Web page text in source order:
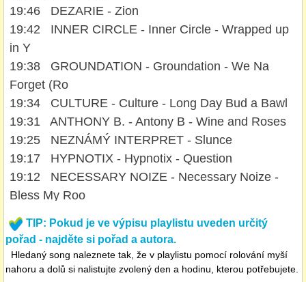
19:46 DEZARIE - Zion
19:42 INNER CIRCLE - Inner Circle - Wrapped up
in Y
19:38 GROUNDATION - Groundation - We Na
Forget (Ro
19:34 CULTURE - Culture - Long Day Bud a Bawl
19:31 ANTHONY B. - Antony B - Wine and Roses
19:25 NEZNÁMÝ INTERPRET - Slunce
19:17 HYPNOTIX - Hypnotix - Question
19:12 NECESSARY NOIZE - Necessary Noize -
Bless My Roo
19:08 GREGORY ISAACS - Gregory Isaacs - Oh
What a Fee
19:05 ISRAËL VIBRATION - Trouble
19:02 05 OLDER BABES - 05 Older Babes
TIP: Pokud je ve výpisu playlistu uveden určitý
pořad - najděte si pořad a autora.
Hledaný song naleznete tak, že v playlistu pomocí rolování myší
nahoru a dolů si nalistujte zvolený den a hodinu, kterou potřebujete.